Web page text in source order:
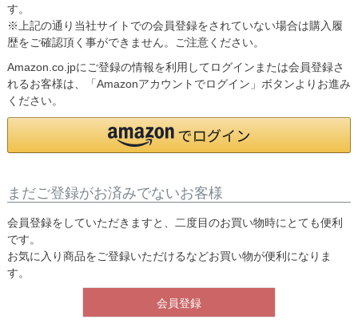
す。
※上記の通り当社サイトでの会員登録をされていない場合は購入履
歴をご確認頂く事ができません。ご注意ください。
Amazon.co.jpにご登録の情報を利用してログインまたは会員登録さ
れるお客様は、「Amazonアカウントでログイン」ボタンよりお進み
ください。
まだご登録がお済みでないお客様
会員登録をしていただきますと、二度目のお買い物時にとても便利
です。
お気に入り商品をご登録いただけるなどお買い物が便利になりま
す。
会員登録